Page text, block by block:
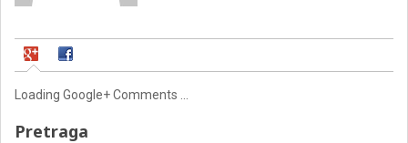
Loading Google+ Comments ...
Pretraga